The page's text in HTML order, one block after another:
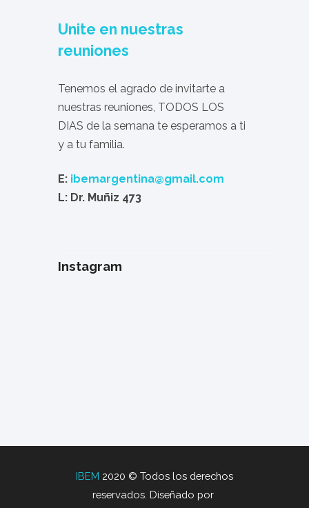
Unite en nuestras
reuniones
Tenemos el agrado de invitarte a
nuestras reuniones, TODOS LOS
DIAS de la semana te esperamos a ti
y a tu familia.
E: ibemargentina@gmail.com
L: Dr. Muñiz 473
Instagram
IBEM 2020 © Todos los derechos
reservados. Diseñado por